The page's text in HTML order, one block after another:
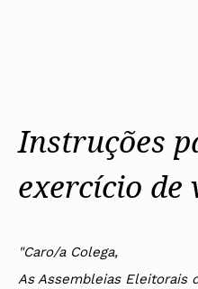
Instruções
exercício de
"Caro/a Colega,
As Assembleias Eleitorais